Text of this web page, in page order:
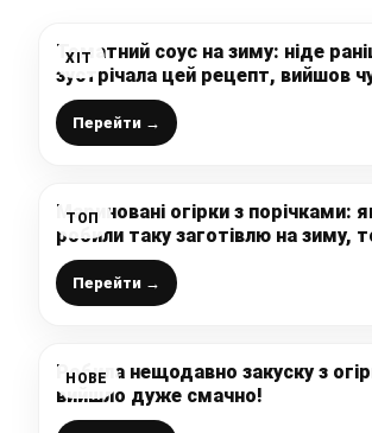
ХІТ
Томатний соус на зиму: ніде
зустрічала цей рецепт, вийшов
Перейти →
ТОП
Мариновані огірки з порічками:
робили таку заготівлю на зиму,
зберігайте цей рецепт
Перейти →
НОВЕ
Робила нещодавно закуску з
вийшло дуже смачно!